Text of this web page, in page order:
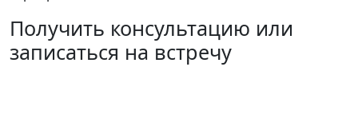
Получить консультацию или
записаться на встречу